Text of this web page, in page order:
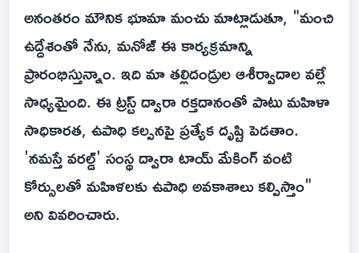
అనంతరం మౌనిక భూమా మంచు మాట్లాడుతూ, "మంచి
ఉద్దేశంతో నేను, మనోజ్ ఈ కార్యక్రమాన్ని
ప్రారంభిస్తున్నాం. ఇది మా తల్లిదండ్రుల ఆశీర్వాదాల వల్లే
సాధ్యమైంది. ఈ ట్రస్ట్ ద్వారా రక్తదానంతో పాటు మహిళా
సాధికారత, ఉపాధి కల్పనపై ప్రత్యేక దృష్టి పెడతాం.
'నమస్తే వరల్డ్' సంస్థ ద్వారా టాయ్ మేకింగ్ వంటి
కోర్సులతో మహిళలకు ఉపాధి అవకాశాలు కల్పిస్తాం"
అని వివరించారు.